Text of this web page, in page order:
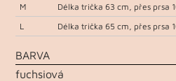
M
Délka trička 63 cm, přes prsa
L
Délka trička 65 cm, přes prsa
BARVA
fuchsiová